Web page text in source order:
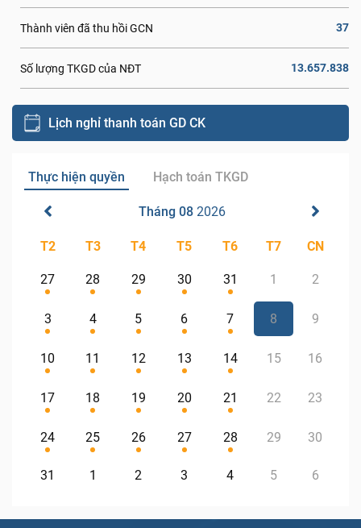
Thành viên đã thu hồi GCN 37
Số lượng TKGD của NĐT 13.657.838
Lịch nghỉ thanh toán GD CK
Thực hiện quyền Hạch toán TKGD
Tháng 08 2026
T2 T3 T4 T5 T6 T7 CN
27 28 29 30 31 1 2
3 4 5 6 7 8 9
10 11 12 13 14 15 16
17 18 19 20 21 22 23
24 25 26 27 28 29 30
31 1 2 3 4 5 6